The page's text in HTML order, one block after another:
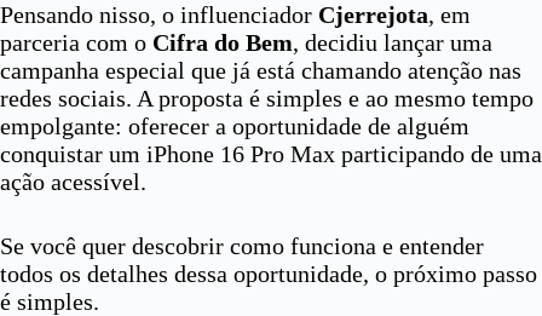
Pensando nisso, o influenciador Cjerrejota, em
parceria com o Cifra do Bem, decidiu lançar uma
campanha especial que já está chamando atenção nas
redes sociais. A proposta é simples e ao mesmo tempo
empolgante: oferecer a oportunidade de alguém
conquistar um iPhone 16 Pro Max participando de uma
ação acessível.
Se você quer descobrir como funciona e entender
todos os detalhes dessa oportunidade, o próximo passo
é simples.